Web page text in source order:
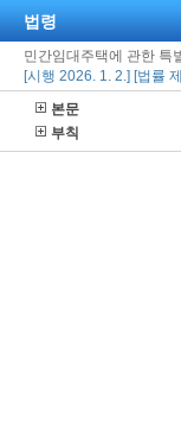
법령
민간임대주택에 관한 특
[시행 2026. 1. 2.] [법률
본문
부칙